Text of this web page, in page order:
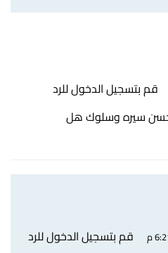
قم بتسجيل الدخول للرد
سيره وسلوك هل
قم بتسجيل الدخول للرد